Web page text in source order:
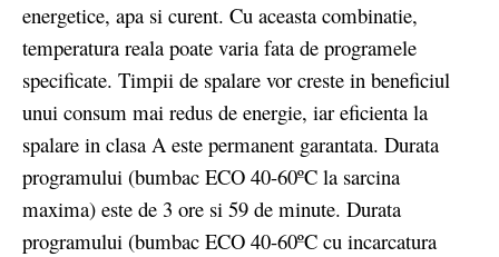
energetice, apa si curent. Cu aceasta combinatie,
temperatura reala poate varia fata de programele
specificate. Timpii de spalare vor creste in beneficiul
unui consum mai redus de energie, iar eficienta la
spalare in clasa A este permanent garantata. Durata
programului (bumbac ECO 40-60ºC la sarcina
maxima) este de 3 ore si 59 de minute. Durata
programului (bumbac ECO 40-60ºC cu incarcatura